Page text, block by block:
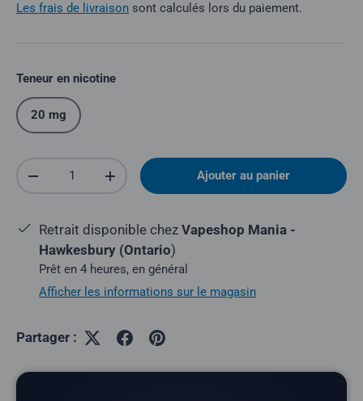
Les frais de livraison sont calculés lors du paiement.
Teneur en nicotine
20 mg
Quantité
Réduire la quantitéAugmenter la quantitéAjouter au panier
Retrait disponible chez Vapeshop Mania -
Hawkesbury (Ontario)
Prêt en 4 heures, en général
Afficher les informations sur le magasin
Partager :